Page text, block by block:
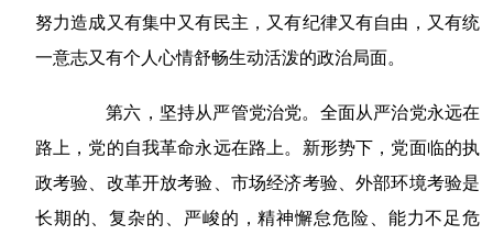
努力造成又有集中又有民主，又有纪律又有自由，又有统
一意志又有个人心情舒畅生动活泼的政治局面。
第六，坚持从严管党治党。全面从严治党永远在
路上，党的自我革命永远在路上。新形势下，党面临的执
政考验、改革开放考验、市场经济考验、外部环境考验是
长期的、复杂的、严峻的，精神懈怠危险、能力不足危